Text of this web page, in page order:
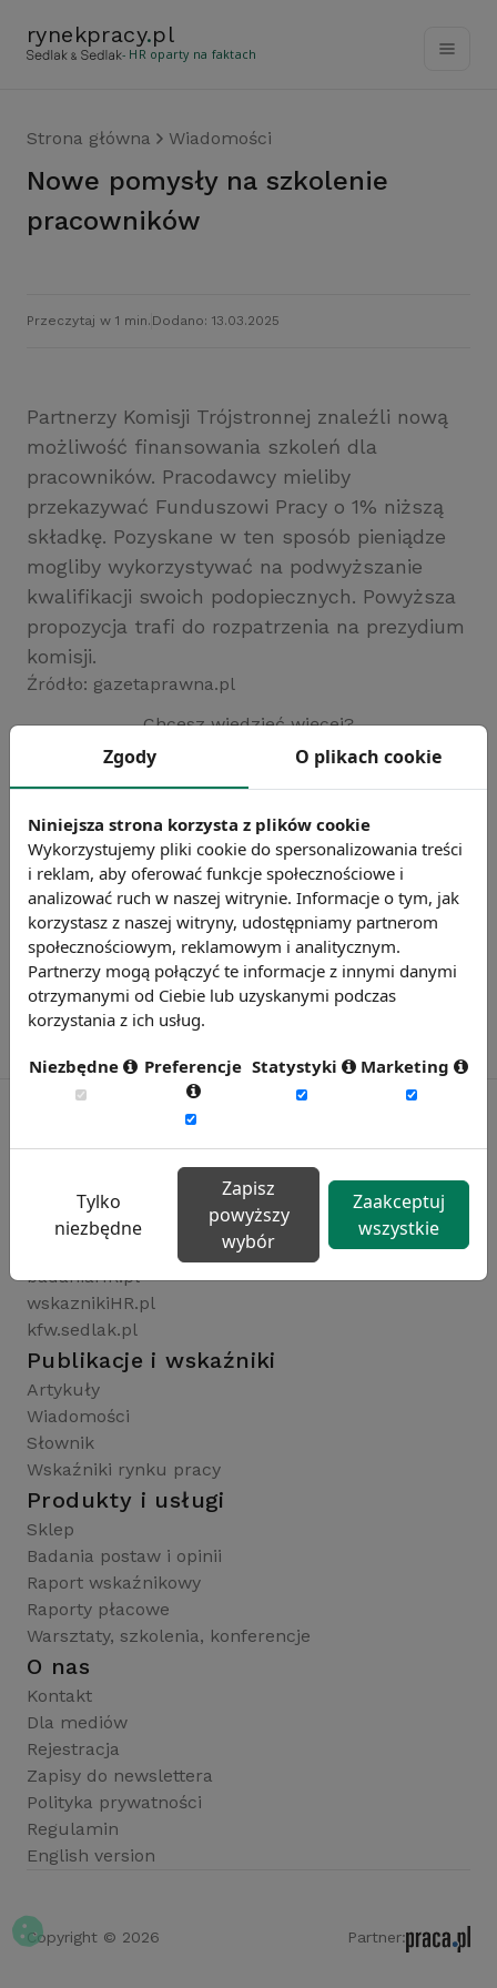
rynekpracy.pl
- HR oparty na faktach
Strona główna Wiadomości
Nowe pomysły na szkolenie
pracowników
Przeczytaj w 1 min. Dodano: 13.03.2025
Partnerzy Komisji Trójstronnej znaleźli nową
możliwość finansowania szkoleń dla
pracowników. Pracodawcy mieliby
przekazywać Funduszowi Pracy o 1% niższą
składkę. Pozyskane w ten sposób pieniądze
mogliby wykorzystywać na podwyższanie
kwalifikacji swoich podopiecznych. Powyższa
propozycja trafi do rozpatrzenia na prezydium
komisji.
Źródło: gazetaprawna.pl
Chcesz wiedzieć więcej?
Zobacz więcej wiadomości
Rynekpracy.pl
sedlak.pl
wynagrodzenia.pl
badaniaHR.pl
wskaznikiHR.pl
kfw.sedlak.pl
Publikacje i wskaźniki
Artykuły
Wiadomości
Słownik
Wskaźniki rynku pracy
Produkty i usługi
Sklep
Badania postaw i opinii
Raport wskaźnikowy
Raporty płacowe
Warsztaty, szkolenia, konferencje
O nas
Kontakt
Dla mediów
Rejestracja
Zapisy do newslettera
Polityka prywatności
Regulamin
English version
Copyright © 2026 Partner:
Zgody O plikach cookie
Niniejsza strona korzysta z plików cookie
Wykorzystujemy pliki cookie do spersonalizowania treści
i reklam, aby oferować funkcje społecznościowe i
analizować ruch w naszej witrynie. Informacje o tym, jak
korzystasz z naszej witryny, udostępniamy partnerom
społecznościowym, reklamowym i analitycznym.
Partnerzy mogą połączyć te informacje z innymi danymi
otrzymanymi od Ciebie lub uzyskanymi podczas
korzystania z ich usług.
Niezbędne Preferencje Statystyki Marketing
Tylko
niezbędne
Zapisz
powyższy
wybór
Zaakceptuj
wszystkie